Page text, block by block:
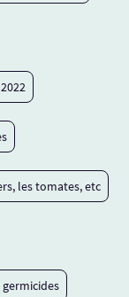
les tomates, etc